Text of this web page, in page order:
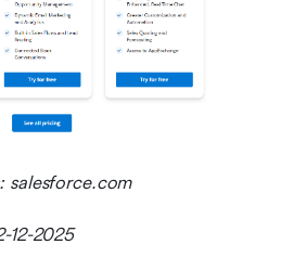
salesforce.com
12-2025